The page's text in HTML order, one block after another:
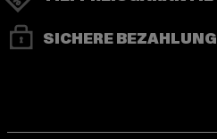
SICHERE BEZAHLUNG